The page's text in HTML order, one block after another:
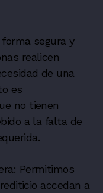
segura y
realicen
de una
es
no tienen
a la falta de
Permitimos
accedan a